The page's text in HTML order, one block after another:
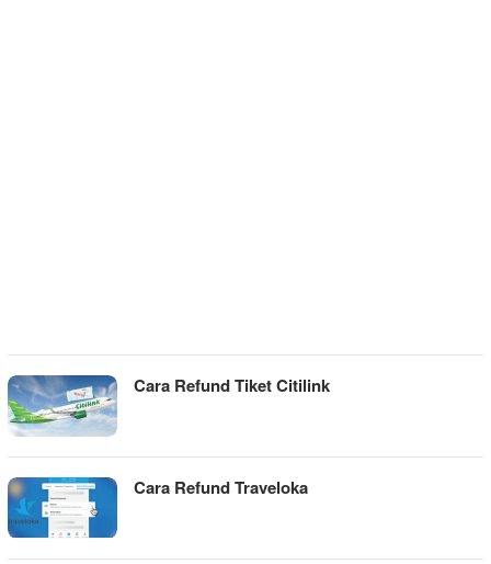
Cara Refund Tiket Citilink
Cara Refund Traveloka